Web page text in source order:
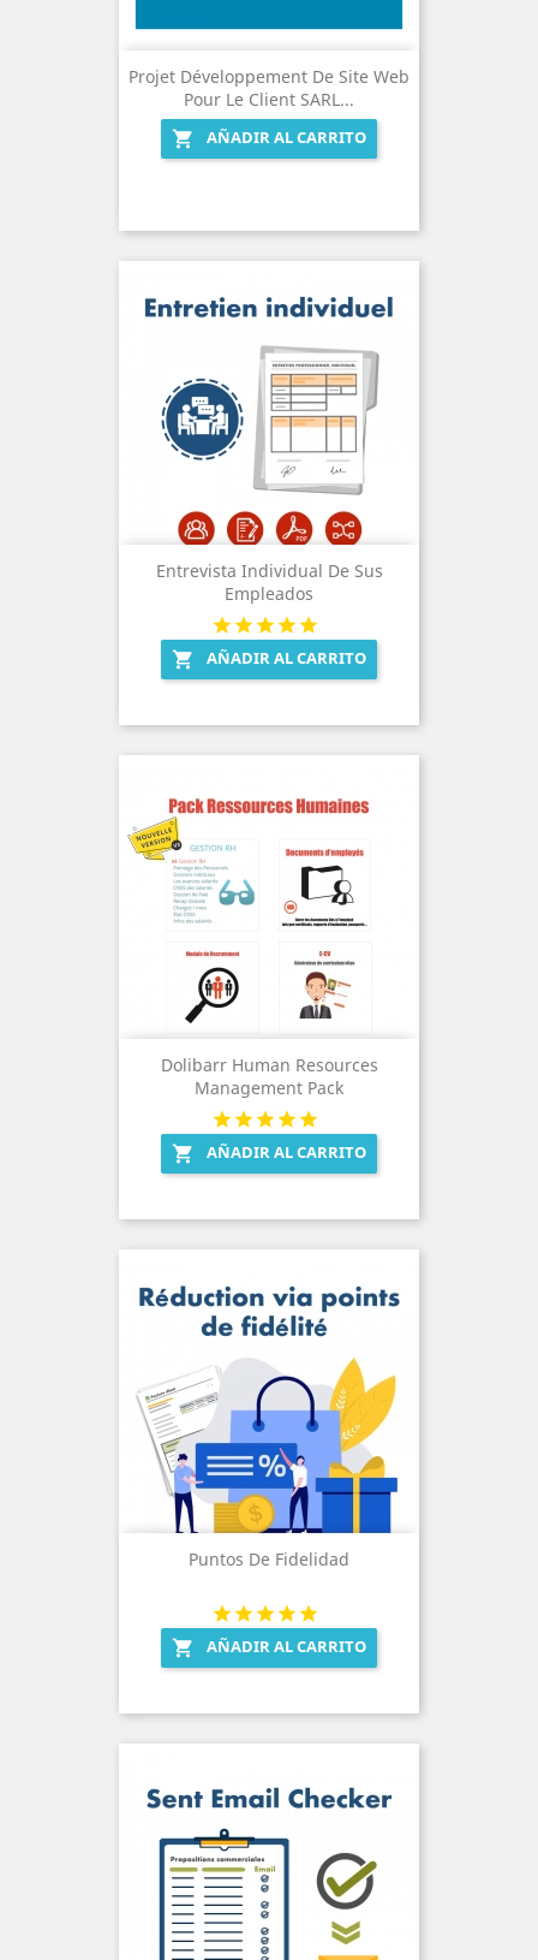
Projet Développement De Site Web
Pour Le Client SARL...

AÑADIR AL CARRITO
Entrevista Individual De Sus
Empleados
 AÑADIR AL CARRITO
Dolibarr Human Resources
Management Pack
 AÑADIR AL CARRITO
Puntos De Fidelidad
 AÑADIR AL CARRITO